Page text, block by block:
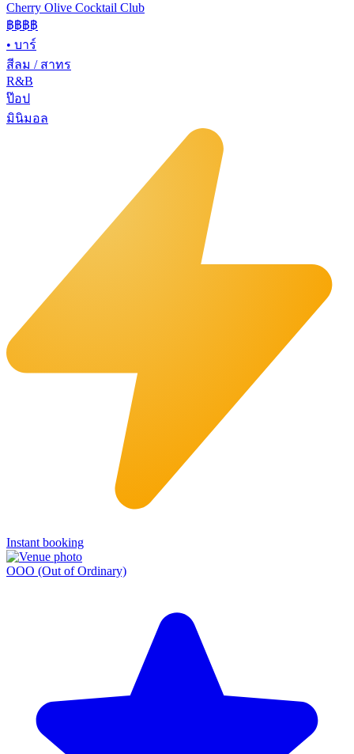
Cherry Olive Cocktail Club
฿฿฿฿
• บาร์
สีลม / สาทร
R&B
ป๊อป
มินิมอล
Instant booking
OOO (Out of Ordinary)